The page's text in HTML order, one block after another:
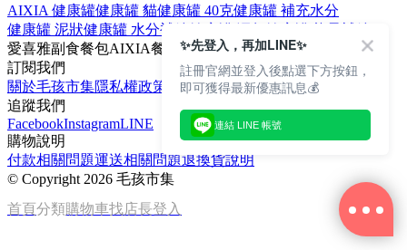
AIXIA 健康罐健康罐 貓健康罐 40克健康罐 補充水分
健康罐 泥狀健康罐 水分補給
愛喜雅副食餐包AIXIA餐包 補充水分
訂閱我們
關於毛孩市集隱私權政策
文章
追蹤我們
FacebookInstagramLINE
購物說明
付款相關問題運送相關問題退換貨說明
© Copyright 2026 毛孩市集
首頁分類購物車找店長登入
✨先登入，再加LINE✨
註冊官網並登入後點選下方按鈕，
即可獲得最新優惠訊息💰
連結 LINE 帳號